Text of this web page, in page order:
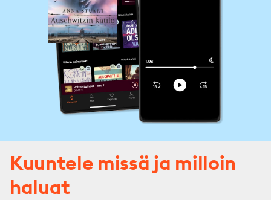
Kuuntele missä ja milloin
haluat